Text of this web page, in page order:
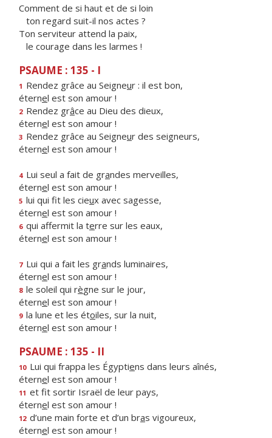
Comment de si haut et de si loin
ton regard suit-il nos actes ?
Ton serviteur attend la paix,
le courage dans les larmes !
PSAUME : 135 - I
1 Rendez grâce au Seigneur : il est bon,
éternel est son amour !
2 Rendez grâce au Dieu des dieux,
éternel est son amour !
3 Rendez grâce au Seigneur des seigneurs,
éternel est son amour !
4 Lui seul a fait de grandes merveilles,
éternel est son amour !
5 lui qui fit les cieux avec sagesse,
éternel est son amour !
6 qui affermit la terre sur les eaux,
éternel est son amour !
7 Lui qui a fait les grands luminaires,
éternel est son amour !
8 le soleil qui règne sur le jour,
éternel est son amour !
9 la lune et les étoiles, sur la nuit,
éternel est son amour !
PSAUME : 135 - II
10 Lui qui frappa les Égyptiens dans leurs aînés,
éternel est son amour !
11 et fit sortir Israël de leur pays,
éternel est son amour !
12 d’une main forte et d’un bras vigoureux,
éternel est son amour !